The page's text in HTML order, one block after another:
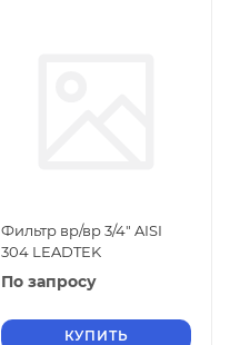
Фильтр вр/вр 3/4" AISI
304 LEADTEK
По запросу
КУПИТЬ